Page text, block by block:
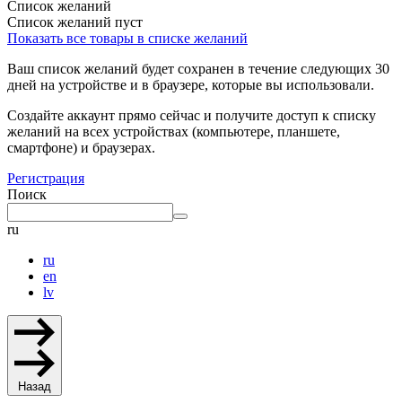
Список желаний
Список желаний пуст
Показать все товары в списке желаний
Ваш список желаний будет сохранен в течение следующих 30
дней на устройстве и в браузере, которые вы использовали.
Создайте аккаунт прямо сейчас и получите доступ к списку
желаний на всех устройствах (компьютере, планшете,
смартфоне) и браузерах.
Регистрация
Поиск
ru
ru
en
lv
Назад